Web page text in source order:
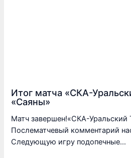
Итог матча «СКА-
«Саяны»
Матч завершен!«СКА-Уральский
Послематчевый комментарий
Следующую игру подопечные…